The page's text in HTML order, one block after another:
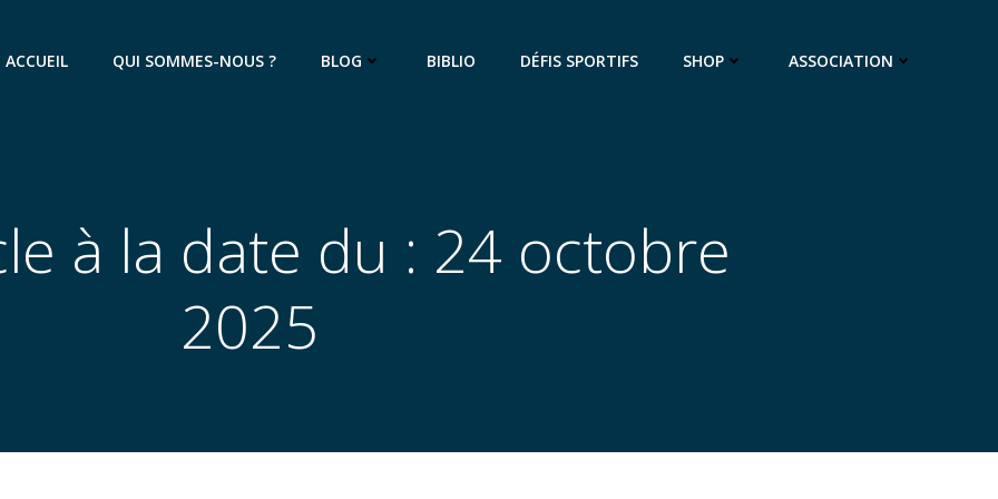
ACCUEIL QUI SOMMES-NOUS ? BLOG BIBLIO DÉFIS SPORTIFS SHOP ASSOCIATION
à la date du : 24 octobre
2025